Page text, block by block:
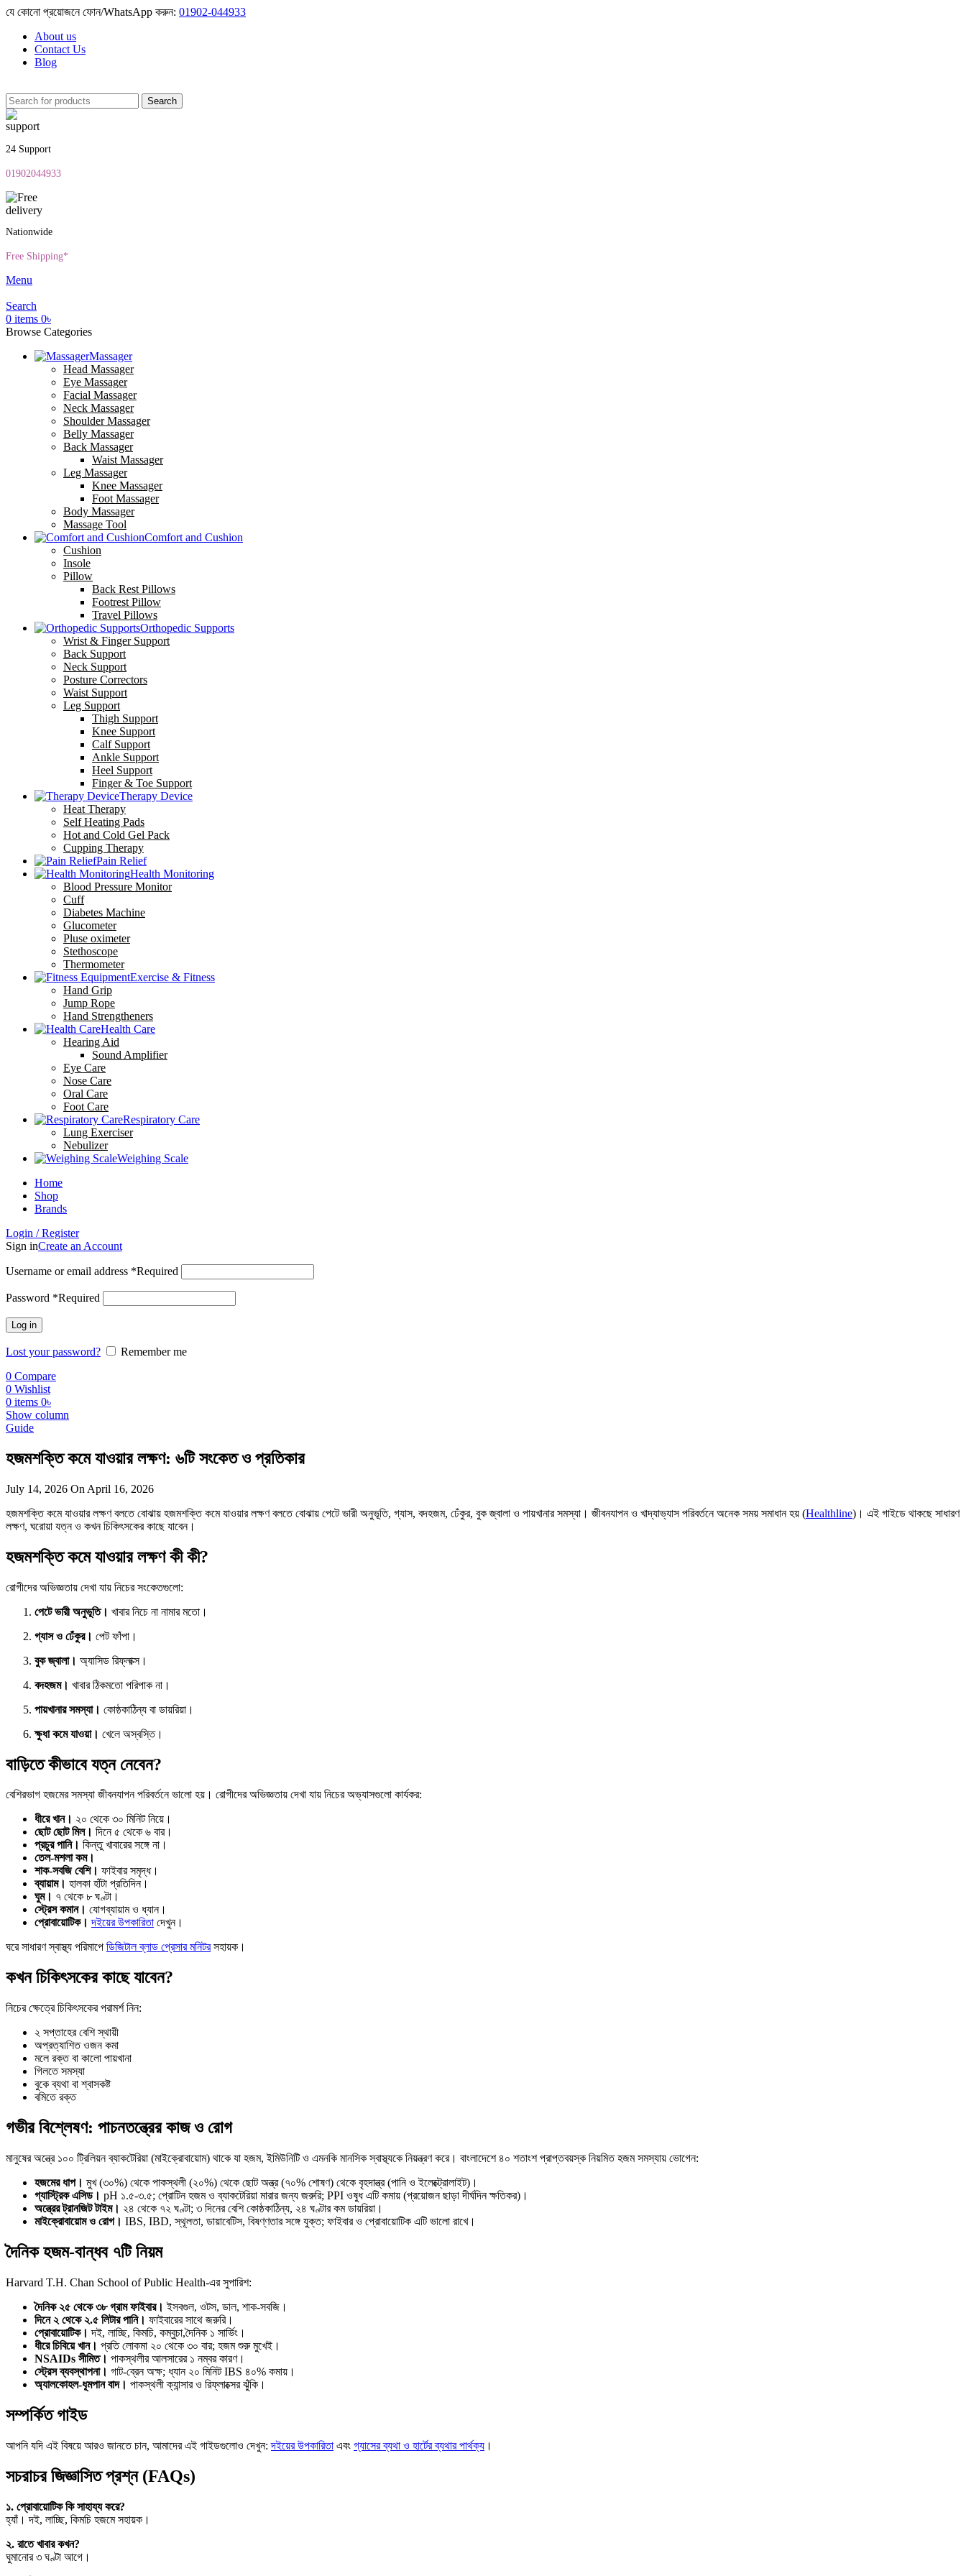
যে কোনো প্রয়োজনে ফোন/WhatsApp করুন: 01902-044933
About us
Contact Us
Blog
Search
24 Support
01902044933
Nationwide
Free Shipping*
Menu
Search
0 items 0৳
Browse Categories
Massager
Head Massager
Eye Massager
Facial Massager
Neck Massager
Shoulder Massager
Belly Massager
Back Massager
Waist Massager
Leg Massager
Knee Massager
Foot Massager
Body Massager
Massage Tool
Comfort and Cushion
Cushion
Insole
Pillow
Back Rest Pillows
Footrest Pillow
Travel Pillows
Orthopedic Supports
Wrist & Finger Support
Back Support
Neck Support
Posture Correctors
Waist Support
Leg Support
Thigh Support
Knee Support
Calf Support
Ankle Support
Heel Support
Finger & Toe Support
Therapy Device
Heat Therapy
Self Heating Pads
Hot and Cold Gel Pack
Cupping Therapy
Pain Relief
Health Monitoring
Blood Pressure Monitor
Cuff
Diabetes Machine
Glucometer
Pluse oximeter
Stethoscope
Thermometer
Exercise & Fitness
Hand Grip
Jump Rope
Hand Strengtheners
Health Care
Hearing Aid
Sound Amplifier
Eye Care
Nose Care
Oral Care
Foot Care
Respiratory Care
Lung Exerciser
Nebulizer
Weighing Scale
Home
Shop
Brands
Login / Register
Sign inCreate an Account
Username or email address *Required
Password *Required
Log in
Lost your password?
Remember me
0 Compare
0 Wishlist
0 items 0৳
Show column
Guide
হজমশক্তি কমে যাওয়ার লক্ষণ: ৬টি সংকেত ও প্রতিকার
July 14, 2026 On April 16, 2026
হজমশক্তি কমে যাওয়ার লক্ষণ বলতে বোঝায় হজমশক্তি কমে যাওয়ার লক্ষণ বলতে বোঝায় পেটে ভারী অনুভূতি, গ্যাস, বদহজম, ঢেঁকুর, বুক জ্বালা ও পায়খানার সমস্যা। জীবনযাপন ও খাদ্যাভ্যাস পরিবর্তনে অনেক সময় সমাধান হয় (Healthline)। এই গাইডে থাকছে সাধারণ
লক্ষণ, ঘরোয়া যত্ন ও কখন চিকিৎসকের কাছে যাবেন।
হজমশক্তি কমে যাওয়ার লক্ষণ কী কী?
রোগীদের অভিজ্ঞতায় দেখা যায় নিচের সংকেতগুলো:
পেটে ভারী অনুভূতি। খাবার নিচে না নামার মতো।
গ্যাস ও ঢেঁকুর। পেট ফাঁপা।
বুক জ্বালা। অ্যাসিড রিফ্লাক্স।
বদহজম। খাবার ঠিকমতো পরিপাক না।
পায়খানার সমস্যা। কোষ্ঠকাঠিন্য বা ডায়রিয়া।
ক্ষুধা কমে যাওয়া। খেলে অস্বস্তি।
বাড়িতে কীভাবে যত্ন নেবেন?
বেশিরভাগ হজমের সমস্যা জীবনযাপন পরিবর্তনে ভালো হয়। রোগীদের অভিজ্ঞতায় দেখা যায় নিচের অভ্যাসগুলো কার্যকর:
ধীরে খান। ২০ থেকে ৩০ মিনিট নিয়ে।
ছোট ছোট মিল। দিনে ৫ থেকে ৬ বার।
প্রচুর পানি। কিন্তু খাবারের সঙ্গে না।
তেল-মশলা কম।
শাক-সবজি বেশি। ফাইবার সমৃদ্ধ।
ব্যায়াম। হালকা হাঁটা প্রতিদিন।
ঘুম। ৭ থেকে ৮ ঘণ্টা।
স্ট্রেস কমান। যোগব্যায়াম ও ধ্যান।
প্রোবায়োটিক। দইয়ের উপকারিতা দেখুন।
ঘরে সাধারণ স্বাস্থ্য পরিমাপে ডিজিটাল ব্লাড প্রেসার মনিটরসহায়ক।
কখন চিকিৎসকের কাছে যাবেন?
নিচের ক্ষেত্রে চিকিৎসকের পরামর্শ নিন:
২ সপ্তাহের বেশি স্থায়ী
অপ্রত্যাশিত ওজন কমা
মলে রক্ত বা কালো পায়খানা
গিলতে সমস্যা
বুকে ব্যথা বা শ্বাসকষ্ট
বমিতে রক্ত
গভীর বিশ্লেষণ: পাচনতন্ত্রের কাজ ও রোগ
মানুষের অন্ত্রে ১০০ ট্রিলিয়ন ব্যাকটেরিয়া (মাইক্রোবায়োম) থাকে যা হজম, ইমিউনিটি ও এমনকি মানসিক স্বাস্থ্যকে নিয়ন্ত্রণ করে। বাংলাদেশে ৪০ শতাংশ প্রাপ্তবয়স্ক নিয়মিত হজম সমস্যায় ভোগেন:
হজমের ধাপ। মুখ (৩০%) থেকে পাকস্থলী (২০%) থেকে ছোট অন্ত্র (৭০% শোষণ) থেকে বৃহদান্ত্র (পানি ও ইলেক্ট্রোলাইট)।
গ্যাস্ট্রিক এসিড। pH ১.৫-৩.৫; প্রোটিন হজম ও ব্যাকটেরিয়া মারার জন্য জরুরি; PPI ওষুধ এটি কমায় (প্রয়োজন ছাড়া দীর্ঘদিন ক্ষতিকর)।
অন্ত্রের ট্রানজিট টাইম। ২৪ থেকে ৭২ ঘণ্টা; ৩ দিনের বেশি কোষ্ঠকাঠিন্য, ২৪ ঘণ্টার কম ডায়রিয়া।
মাইক্রোবায়োম ও রোগ। IBS, IBD, স্থূলতা, ডায়াবেটিস, বিষণ্ণতার সঙ্গে যুক্ত; ফাইবার ও প্রোবায়োটিক এটি ভালো রাখে।
দৈনিক হজম-বান্ধব ৭টি নিয়ম
Harvard T.H. Chan School of Public Health-এর সুপারিশ:
দৈনিক ২৫ থেকে ৩৮ গ্রাম ফাইবার। ইসবগুল, ওটস, ডাল, শাক-সবজি।
দিনে ২ থেকে ২.৫ লিটার পানি। ফাইবারের সাথে জরুরি।
প্রোবায়োটিক। দই, লাচ্ছি, কিমচি, কম্বুচা,দৈনিক ১ সার্ভিং।
ধীরে চিবিয়ে খান। প্রতি লোকমা ২০ থেকে ৩০ বার; হজম শুরু মুখেই।
NSAIDs সীমিত। পাকস্থলীর আলসারের ১ নম্বর কারণ।
স্ট্রেস ব্যবস্থাপনা। গাট-ব্রেন অক্ষ; ধ্যান ২০ মিনিট IBS ৪০% কমায়।
অ্যালকোহল-ধূমপান বাদ। পাকস্থলী ক্যান্সার ও রিফ্লাক্সের ঝুঁকি।
সম্পর্কিত গাইড
আপনি যদি এই বিষয়ে আরও জানতে চান, আমাদের এই গাইডগুলোও দেখুন:দইয়ের উপকারিতা এবং গ্যাসের ব্যথা ও হার্টের ব্যথার পার্থক্য ।
সচরাচর জিজ্ঞাসিত প্রশ্ন (FAQs)
১. প্রোবায়োটিক কি সাহায্য করে?
হ্যাঁ। দই, লাচ্ছি, কিমচি হজমে সহায়ক।
২. রাতে খাবার কখন?
ঘুমানোর ৩ ঘণ্টা আগে।